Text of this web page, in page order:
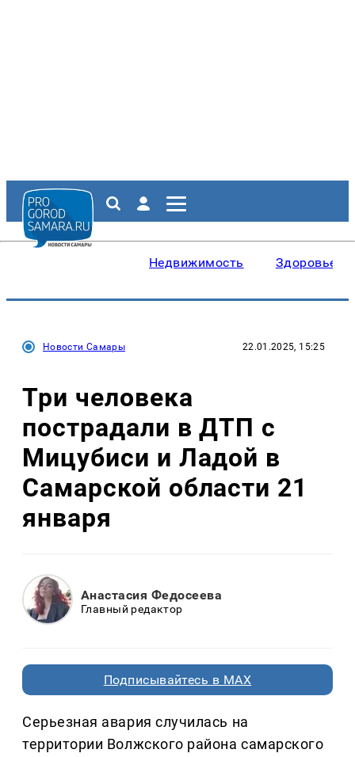
Недвижимость Здоровье
Новости Самары 22.01.2025, 15:25
Три человека
пострадали в ДТП с
Мицубиси и Ладой в
Самарской области 21
января
Анастасия Федосеева
Главный редактор
Подписывайтесь в MAX
Серьезная авария случилась на
территории Волжского района самарского